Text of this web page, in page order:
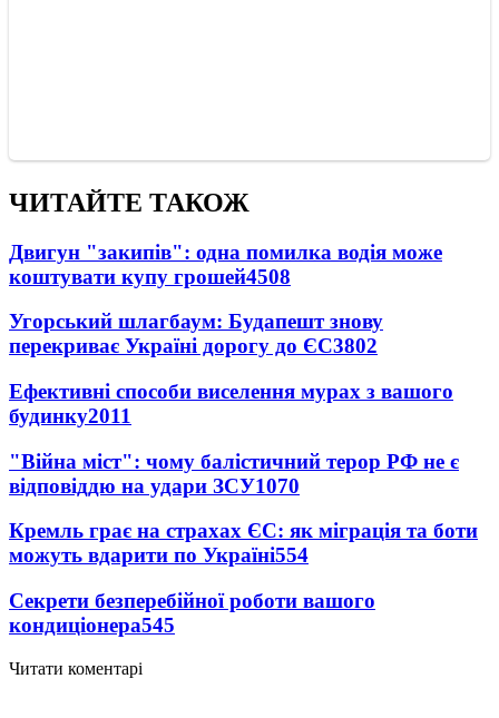
ЧИТАЙТЕ ТАКОЖ
Двигун "закипів": одна помилка водія може
коштувати купу грошей4508
Угорський шлагбаум: Будапешт знову
перекриває Україні дорогу до ЄС3802
Ефективні способи виселення мурах з вашого
будинку2011
"Війна міст": чому балістичний терор РФ не є
відповіддю на удари ЗСУ1070
Кремль грає на страхах ЄС: як міграція та боти
можуть вдарити по Україні554
Секрети безперебійної роботи вашого
кондиціонера545
Читати коментарі